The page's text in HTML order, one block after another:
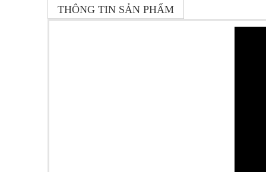
THÔNG TIN SẢN PHẨM